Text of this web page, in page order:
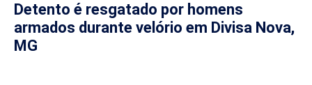
Detento é resgatado por homens
armados durante velório em Divisa Nova,
MG